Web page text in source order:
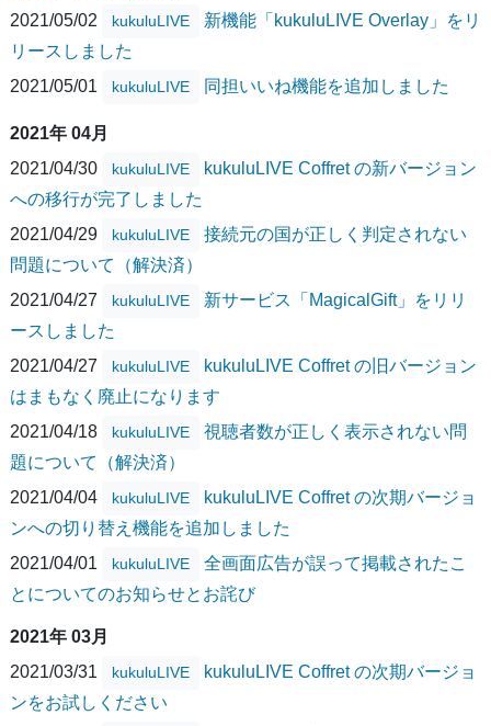
2021/05/02
kukuluLIVE
新機能「kukuluLIVE Overlay」をリ
リースしました
2021/05/01
kukuluLIVE 同担いいね機能を追加しました
2021年 04月
2021/04/30
kukuluLIVE
kukuluLIVE Coffret の新バージョン
への移行が完了しました
2021/04/29
kukuluLIVE
接続元の国が正しく判定されない
問題について（解決済）
2021/04/27
kukuluLIVE
新サービス「MagicalGift」をリリ
ースしました
2021/04/27
kukuluLIVE
kukuluLIVE Coffret の旧バージョン
はまもなく廃止になります
2021/04/18
kukuluLIVE
視聴者数が正しく表示されない問
題について（解決済）
2021/04/04
kukuluLIVE
kukuluLIVE Coffret の次期バージョ
ンへの切り替え機能を追加しました
2021/04/01
kukuluLIVE
全画面広告が誤って掲載されたこ
とについてのお知らせとお詫び
2021年 03月
2021/03/31
kukuluLIVE
kukuluLIVE Coffret の次期バージョ
ンをお試しください